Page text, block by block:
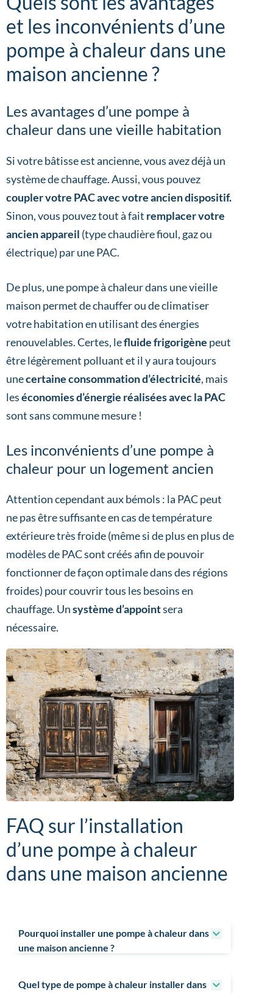
et les inconvénients d’une
pompe à chaleur dans une
maison ancienne ?
Les avantages d’une pompe à
chaleur dans une vieille habitation
Si votre bâtisse est ancienne, vous avez déjà un
système de chauffage. Aussi, vous pouvez
coupler votre PAC avec votre ancien dispositif.
Sinon, vous pouvez tout à fait remplacer votre
ancien appareil (type chaudière fioul, gaz ou
électrique) par une PAC.
De plus, une pompe à chaleur dans une vieille
maison permet de chauffer ou de climatiser
votre habitation en utilisant des énergies
renouvelables. Certes, lefluide frigorigène peut
être légèrement polluant et il y aura toujours
unecertaine consommation d’électricité, mais
leséconomies d’énergie réalisées avec la PAC
sont sans commune mesure !
Les inconvénients d’une pompe à
chaleur pour un logement ancien
Attention cependant aux bémols : la PAC peut
ne pas être suffisante en cas de température
extérieure très froide (même si de plus en plus de
modèles de PAC sont créés afin de pouvoir
fonctionner de façon optimale dans des régions
froides) pour couvrir tous les besoins en
chauffage. Unsystème d’appointsera
nécessaire.
FAQ sur l’installation
d’une pompe à chaleur
dans une maison ancienne
Pourquoi installer une pompe à chaleur dans
une maison ancienne ?
Quel type de pompe à chaleur installer dans